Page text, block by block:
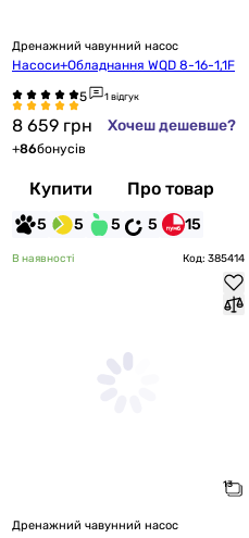
Дренажний чавунний насос
Насоси+Обладнання WQD 8-16-1,1F
1 відгук
8 659 грн Хочеш дешевше?
+86бонусів
Купити Про товар
5 5 5 5 15
В наявності Код: 385414
Дренажний чавунний насос